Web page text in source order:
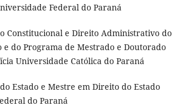
Federal do Paraná
Constitucional e Direito Administrativo do
e do Programa de Mestrado e Doutorado
Universidade Católica do Paraná
Estado e Mestre em Direito do Estado
do Paraná